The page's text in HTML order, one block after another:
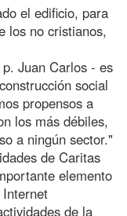
el edificio, para
los no cristianos,
Juan Carlos - es
social
propensos a
los más débiles,
a ningún sector."
de Caritas
elemento
de la